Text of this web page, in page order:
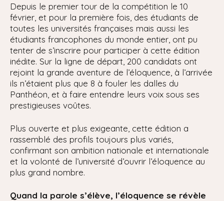
Depuis le premier tour de la compétition le 10
février, et pour la première fois, des étudiants de
toutes les universités françaises mais aussi les
étudiants francophones du monde entier, ont pu
tenter de s’inscrire pour participer à cette édition
inédite. Sur la ligne de départ, 200 candidats ont
rejoint la grande aventure de l’éloquence, à l’arrivée
ils n’étaient plus que 8 à fouler les dalles du
Panthéon, et à faire entendre leurs voix sous ses
prestigieuses voûtes.
Plus ouverte et plus exigeante, cette édition a
rassemblé des profils toujours plus variés,
confirmant son ambition nationale et internationale
et la volonté de l’université d’ouvrir l’éloquence au
plus grand nombre.
Quand la parole s’élève, l’éloquence se révèle